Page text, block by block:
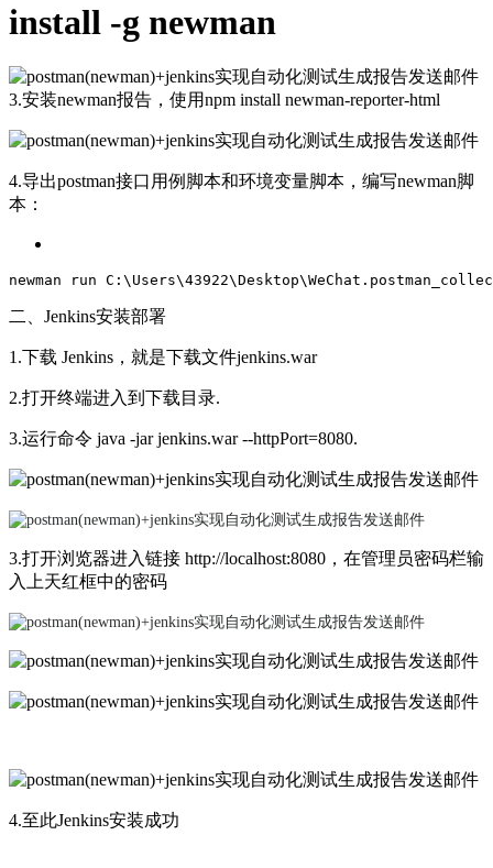
install -g newman
3.安装newman报告，使用npm install newman-reporter-html
4.导出postman接口用例脚本和环境变量脚本，编写newman脚
本：
newman run C :\ Users\43922\Desktop\WeChat
二、Jenkins安装部署
1.下载 Jenkins，就是下载文件jenkins.war
2.打开终端进入到下载目录.
3.运行命令 java -jar jenkins.war --httpPort=8080.
3.打开浏览器进入链接 http://localhost:8080，在管理员密码栏输
入上天红框中的密码
4.至此Jenkins安装成功